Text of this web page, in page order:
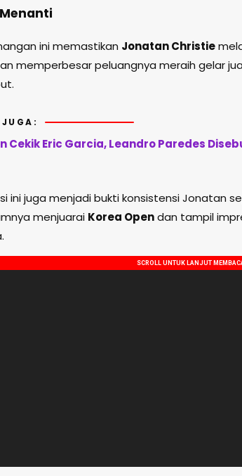
ini memastikan Jonatan Christie
memperbesar peluangnya meraih gelar
Cekik Eric Garcia, Leandro Paredes
ini juga menjadi bukti konsistensi Jonatan
menjuarai Korea Opendan tampil